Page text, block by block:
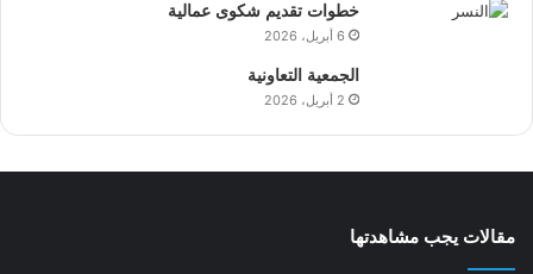
خطوات تقديم شكوى عمالية
6 أبريل، 2026
الجمعية التعاونية
2 أبريل، 2026
مقالات يجب مشاهدتها